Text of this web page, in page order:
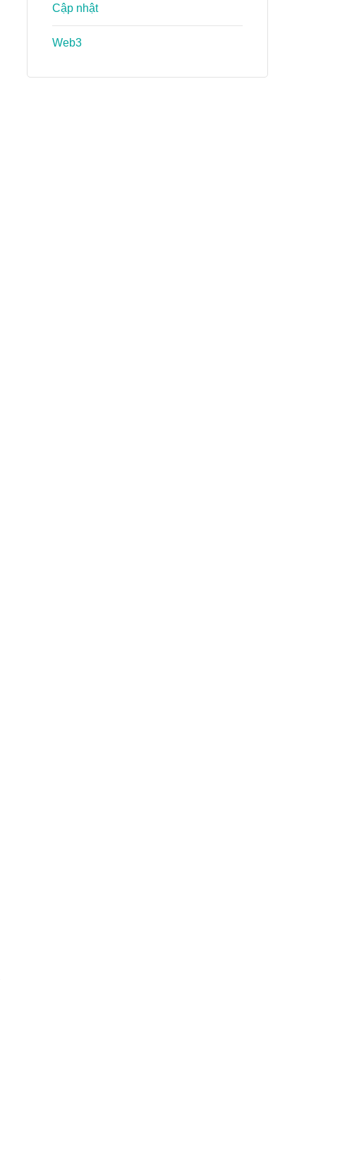
Cập nhật
Web3